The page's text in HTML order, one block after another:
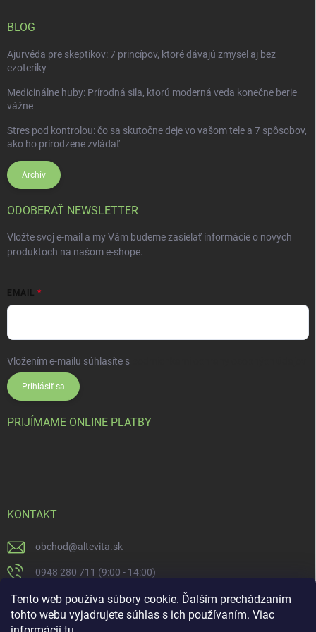
Tento web používa súbory cookie. Ďalším prechádzaním
tohto webu vyjadrujete súhlas s ich používaním. Viac
BLOG
Ajurvéda pre skeptikov: 7 princípov, ktoré dávajú zmysel aj bez
ezoteriky
Medicinálne huby: Prírodná sila, ktorú moderná veda konečne berie
vážne
Stres pod kontrolou: čo sa skutočne deje vo vašom tele a 7 spôsobov,
ako ho prirodzene zvládať
Archív
ODOBERAŤ NEWSLETTER
Vložte svoj e-mail a my Vám budeme zasielať informácie o nových
produktoch na našom e-shope.
EMAIL
Vložením e-mailu súhlasíte s
Prihlásiť sa
PRIJÍMAME ONLINE PLATBY
KONTAKT
obchod@altevita.sk
0948 280 711 (9:00 - 14:00)
Altevita.sk
altevita